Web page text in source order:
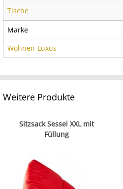
Tische
Marke
Wohnen-Luxus
Weitere Produkte
Sitzsack Sessel XXL mit
Füllung